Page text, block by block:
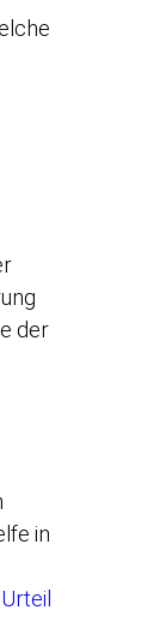
der
in
Urteil